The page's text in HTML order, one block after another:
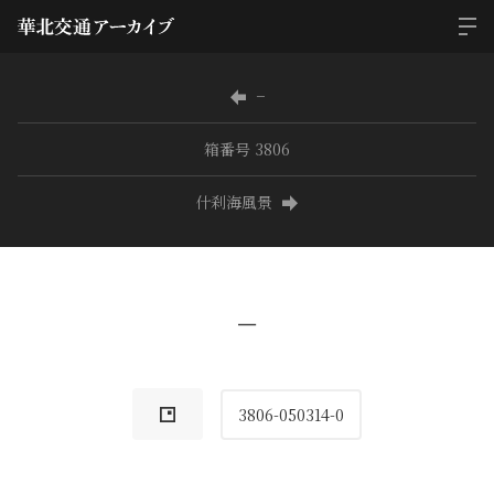
−
箱番号 3806
什刹海風景
−
3806-050314-0